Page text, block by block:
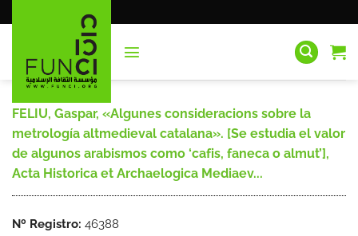
al
FELIU, Gaspar, «Algunes consideracions sobre la
metrología altmedieval catalana». [Se estudia el valor
de algunos arabismos como ‘cafis, faneca o almut’],
Acta Historica et Archaelogica Mediaev...
Nº Registro: 46388